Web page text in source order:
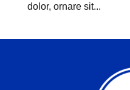
dolor, ornare sit...